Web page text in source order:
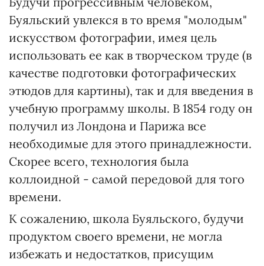
Буяльский увлекся в то время "молодым"
искусством фотографии, имея цель
использовать ее как в творческом труде (в
качестве подготовки фотографических
этюдов для картины), так и для введения в
учебную программу школы. В 1854 году он
получил из Лондона и Парижа все
необходимые для этого принадлежности.
Скорее всего, технология была
коллоидной - самой передовой для того
времени.
К сожалению, школа Буяльского, будучи
продуктом своего времени, не могла
избежать и недостатков, присущим